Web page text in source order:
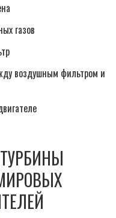
газов
воздушным фильтром и